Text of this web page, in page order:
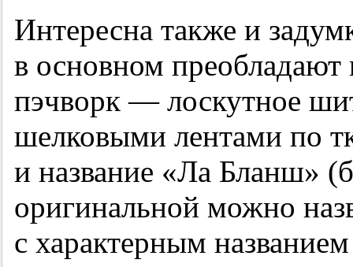
Интересна также и
в основном
пэчворк — лоскутное
шелковыми лентами по
и название «Ла Бланш»
оригинальной можно
с характерным